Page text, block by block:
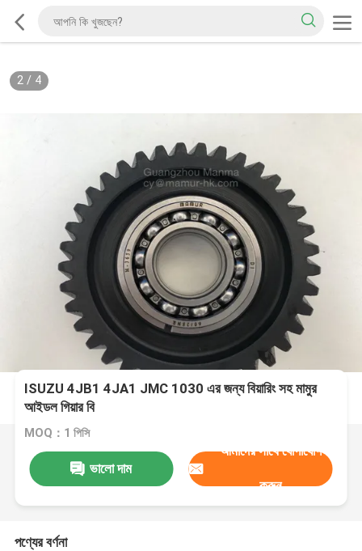
2/ 4
ISUZU 4JB1 4JA1 JMC 1030 এর জন্য বিয়ারিং সহ মামুর
আইডল গিয়ার বি
MOQ：1 পিসি
ভালো দাম
আমাদের সাথে যোগাযোগ
করুন
পণ্যের বর্ণনা